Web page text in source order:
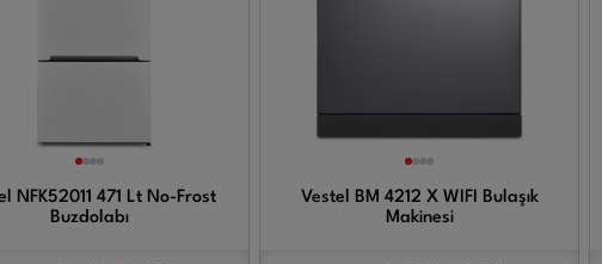
NFK52011 471 Lt No-Frost
Buzdolabı
Vestel BM 4212 X WIFI Bulaşık
Makinesi